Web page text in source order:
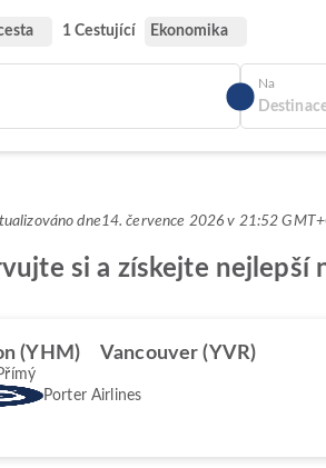
1 Cestující Ekonomika
Na
dne14. července 2026 v 21:52
si a získejte nejlepší
(YHM) Vancouver (YVR)
Porter Airlines